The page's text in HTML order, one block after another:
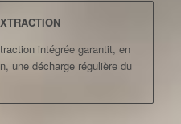
intégrée garantit, en
une décharge régulière du